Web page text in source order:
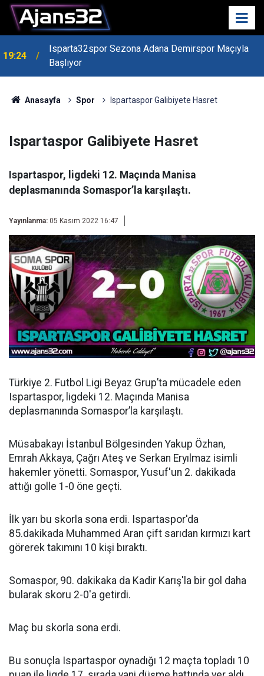
19:24
Isparta32spor Sezona Adana Demirspor Maçıyla
Başlıyor
Isparta Kredi Batağında
Anasayfa Spor Ispartaspor Galibiyete Hasret
Ispartaspor Galibiyete Hasret
Ispartaspor, ligdeki 12. Maçında Manisa
deplasmanında Somaspor’la karşılaştı.
Yayınlanma: 05 Kasım 2022 16:47
Türkiye 2. Futbol Ligi Beyaz Grup’ta mücadele eden
Ispartaspor, ligdeki 12. Maçında Manisa
deplasmanında Somaspor’la karşılaştı.
Müsabakayı İstanbul Bölgesinden Yakup Özhan,
Emrah Akkaya, Çağrı Ateş ve Serkan Eryılmaz isimli
hakemler yönetti. Somaspor, Yusuf'un 2. dakikada
attığı golle 1-0 öne geçti.
İlk yarı bu skorla sona erdi. Ispartaspor'da
85.dakikada Muhammed Aran çift sarıdan kırmızı kart
görerek takımını 10 kişi bıraktı.
Somaspor, 90. dakikaka da Kadir Karış'la bir gol daha
bularak skoru 2-0'a getirdi.
Maç bu skorla sona erdi.
Bu sonuçla Ispartaspor oynadığı 12 maçta topladı 10